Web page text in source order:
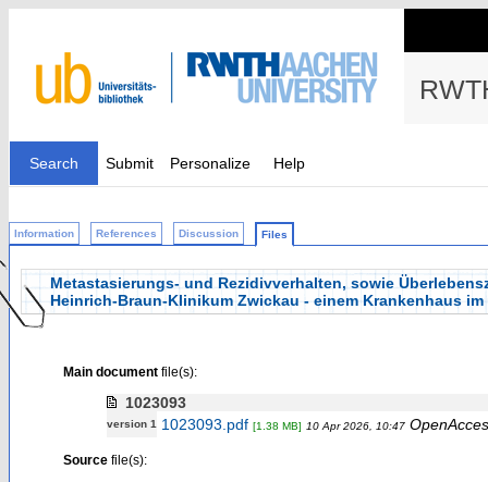
Search Submit Personalize Help
Information References Discussion Files
Metastasierungs- und Rezidivverhalten, sowie
Heinrich-Braun-Klinikum Zwickau - einem Krankenhaus
Main documentfile(s):
1023093
version 1 1023093.pdf [1.38 MB] 10 Apr 2026, 10:47
Sourcefile(s):